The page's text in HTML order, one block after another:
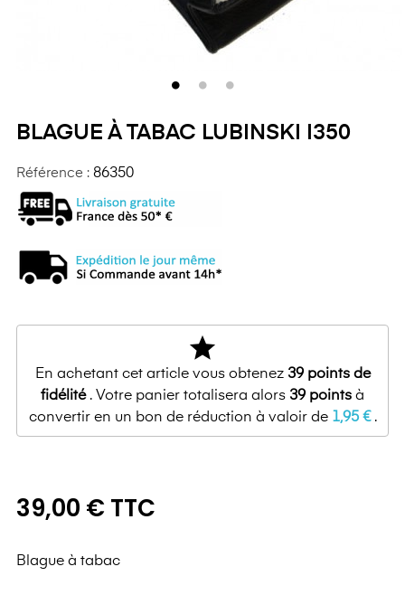
BLAGUE À TABAC LUBINSKI I350
Référence : 86350
star
En achetant cet article vous obtenez 39points de
fidélité. Votre panier totalisera alors 39 points à
convertir en un bon de réduction à valoir de 1,95 €.
39,00 € TTC
Blague à tabac